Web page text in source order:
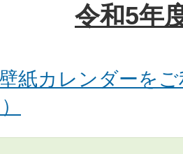
令和5年
紙カレンダーを